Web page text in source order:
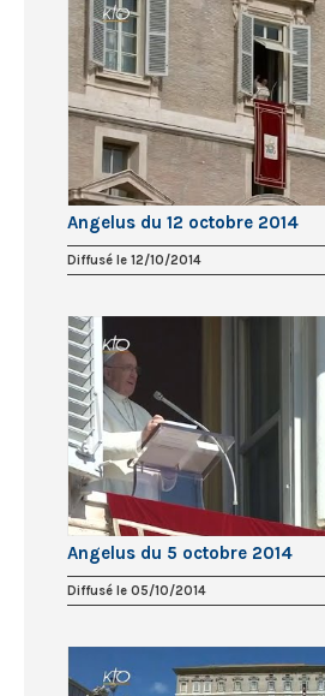
Angelus du 12 octobre 2014
Diffusé le 12/10/2014
Angelus du 5 octobre 2014
Diffusé le 05/10/2014